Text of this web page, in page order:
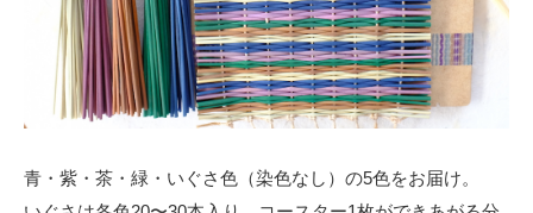
青・紫・茶・緑・いぐさ色（染色なし）の5色をお届け。